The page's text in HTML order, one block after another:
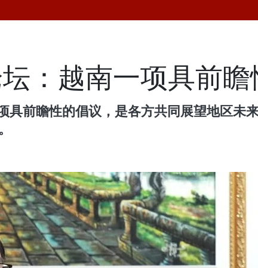
：越南一项具前
具前瞻性的倡议，是各方共同展望地区未